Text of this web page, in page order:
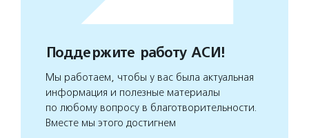
Поддержите работу АСИ!
Мы работаем, чтобы у вас была актуальная
информация и полезные материалы
по любому вопросу в благотворительности.
Вместе мы этого достигнем